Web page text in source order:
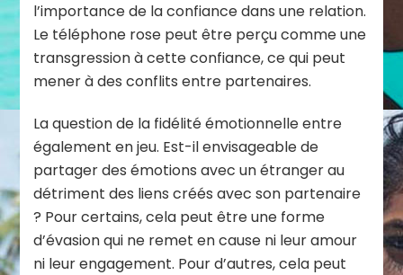
l’importance de la confiance dans une relation.
Le téléphone rose peut être perçu comme une
transgression à cette confiance, ce qui peut
mener à des conflits entre partenaires.
La question de la fidélité émotionnelle entre
également en jeu. Est-il envisageable de
partager des émotions avec un étranger au
détriment des liens créés avec son partenaire
? Pour certains, cela peut être une forme
d’évasion qui ne remet en cause ni leur amour
ni leur engagement. Pour d’autres, cela peut